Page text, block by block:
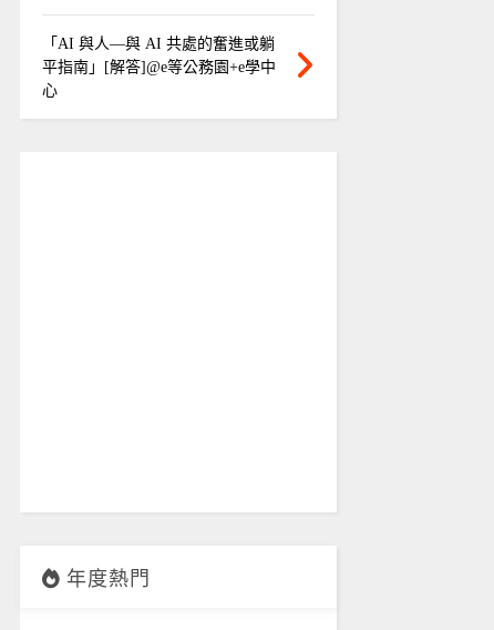
「AI 與人—與 AI 共處的奮進或躺
平指南」[解答]@e等公務園+e學中
心
年度熱門